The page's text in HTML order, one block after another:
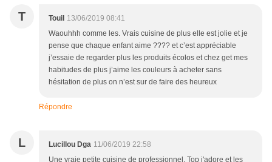
T Touil 13/06/2019 08:41
Waouhhh comme les. Vrais cuisine de plus elle est jolie et je
pense que chaque enfant aime ???? et c’est appréciable
j’essaie de regarder plus les produits écolos et chez get mes
habitudes de plus j’aime les couleurs à acheter sans
hésitation de plus on n’est sur de faire des heureux
Répondre
L Lucillou Dga 11/06/2019 22:58
Une vraie petite cuisine de professionnel. Top j'adore et les